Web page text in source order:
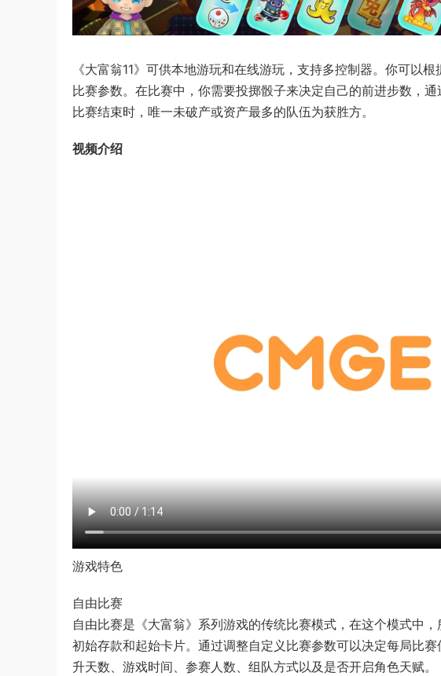
《大富翁11》可供本地游玩和在线游玩，支持多控制器。你可以
比赛参数。在比赛中，你需要投掷骰子来决定自己的前进步数，
比赛结束时，唯一未破产或资产最多的队伍为获胜方。
视频介绍
游戏特色
自由比赛
自由比赛是《大富翁》系列游戏的传统比赛模式，在这个模式中
初始存款和起始卡片。通过调整自定义比赛参数可以决定每局比
升天数、游戏时间、参赛人数、组队方式以及是否开启角色天赋。